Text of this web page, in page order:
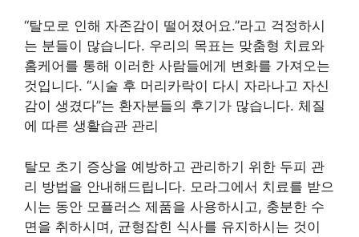
“탈모로 인해 자존감이 떨어졌어요.”라고 걱정하시
는 분들이 많습니다. 우리의 목표는 맞춤형 치료와
홈케어를 통해 이러한 사람들에게 변화를 가져오는
것입니다. “시술 후 머리카락이 다시 자라나고 자신
감이 생겼다”는 환자분들의 후기가 많습니다. 체질
에 따른 생활습관 관리
탈모 초기 증상을 예방하고 관리하기 위한 두피 관
리 방법을 안내해드립니다. 모라그에서 치료를 받으
시는 동안 모플러스 제품을 사용하시고, 충분한 수
면을 취하시며, 균형잡힌 식사를 유지하시는 것이